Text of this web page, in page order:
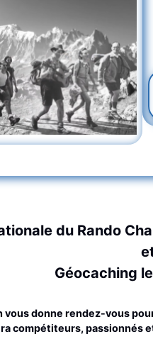
du Rando
Géocaching
vous donne rendez-vous
compétiteurs, passionnés